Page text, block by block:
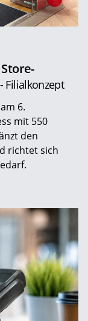
- Filialkonzept
6.
mit 550
den
richtet sich